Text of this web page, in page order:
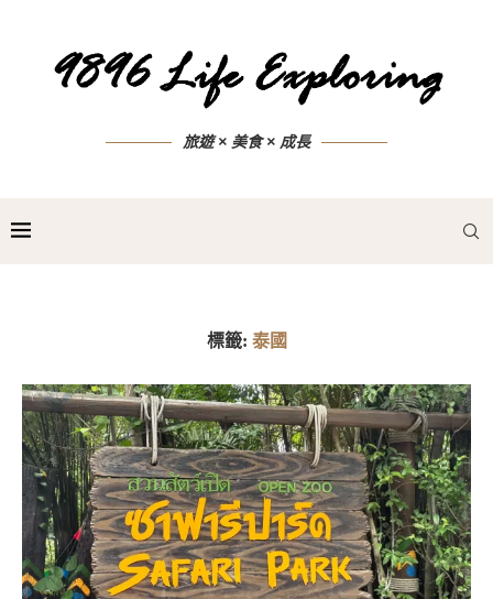
旅遊 × 美食 × 成長
標籤: 泰國